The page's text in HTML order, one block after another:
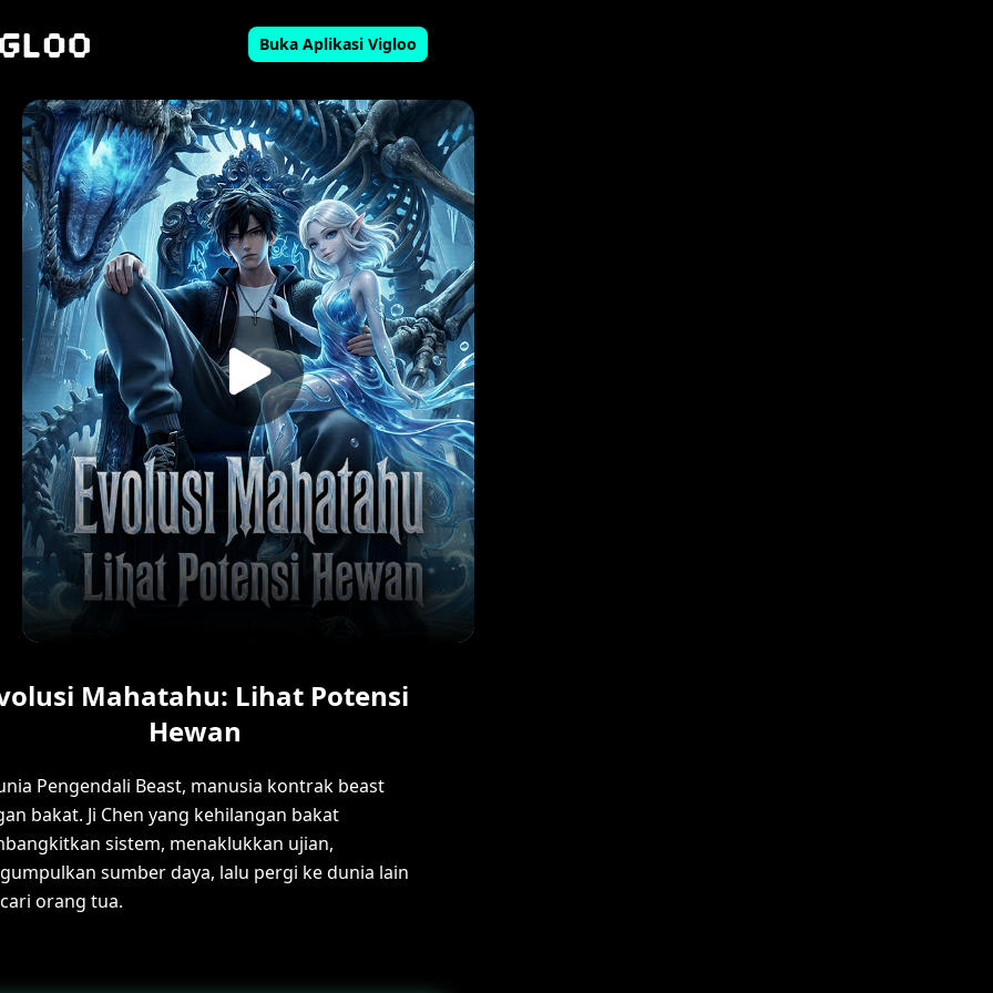
Buka Aplikasi Vigloo
Mahatahu: Lihat Potensi
Hewan
Pengendali Beast, manusia kontrak beast
bakat. Ji Chen yang kehilangan bakat
sistem, menaklukkan ujian,
sumber daya, lalu pergi ke dunia lain
orang tua.